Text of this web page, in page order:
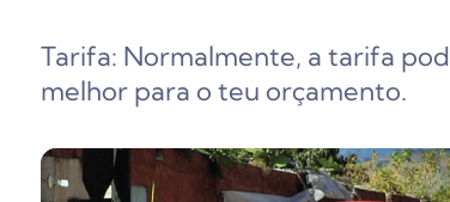
Tarifa: Normalmente, a tarifa
melhor para o teu orçamento.